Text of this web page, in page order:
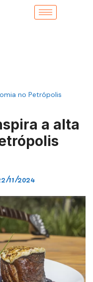
no Petrópolis
a alta
11/2024